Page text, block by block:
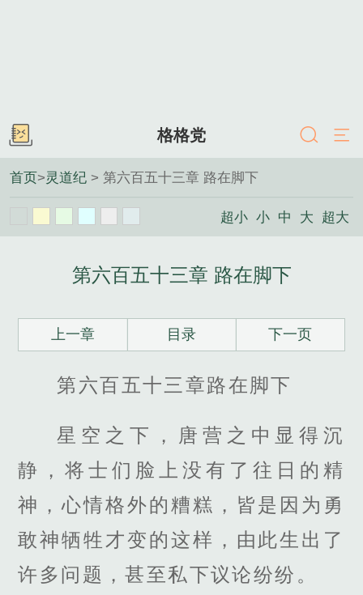
格格党
首页>灵道纪 > 第六百五十三章 路在脚下
超小 小 中 大 超大
第六百五十三章 路在脚下
上一章 目录 下一页
第六百五十三章路在脚下
星空之下，唐营之中显得沉
静，将士们脸上没有了往日的精
神，心情格外的糟糕，皆是因为勇
敢神牺牲才变的这样，由此生出了
许多问题，甚至私下议论纷纷。